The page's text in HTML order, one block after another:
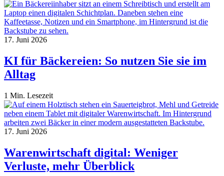
17. Juni 2026
KI für Bäckereien: So nutzen Sie sie im
Alltag
1 Min. Lesezeit
17. Juni 2026
Warenwirtschaft digital: Weniger
Verluste, mehr Überblick